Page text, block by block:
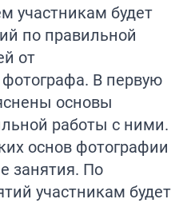
участникам будет
по правильной
от
В первую
основы
работы с ними.
основ фотографии
занятия. По
участникам будет